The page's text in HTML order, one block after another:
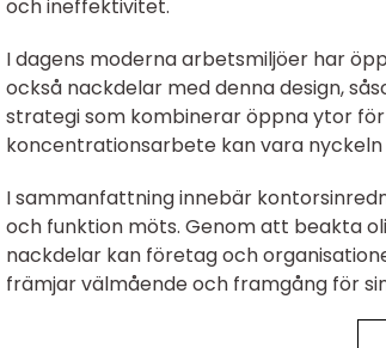
och ineffektivitet.
I dagens moderna arbetsmiljöer har
också nackdelar med denna design,
strategi som kombinerar öppna ytor
koncentrationsarbete kan vara
I sammanfattning innebär
och funktion möts. Genom att beakta
nackdelar kan företag och
främjar välmående och framgång för